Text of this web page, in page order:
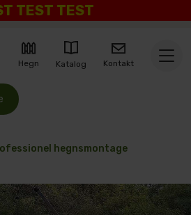
TEST TEST
Hegn Katalog Kontakt
hegnsmontage